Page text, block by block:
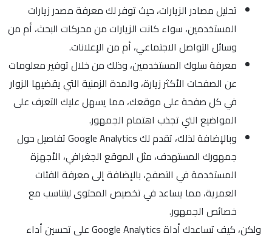
تحليل مصادر الزيارات، حيث توفر لك معرفة مصدر زيارات
المستخدمين، سواء كانت الزيارات من محركات البحث، أم من
وسائل التواصل الاجتماعي، أم من الإعلانات.
معرفة سلوك المستخدمين، وذلك من خلال توفير معلومات
عن الصفحات الأكثر زيارة، والمدة الزمنية التي يقضيها الزوار
في كل صفحة على موقعك، مما يسهل عليك التعرف على
المواضيع التي تجذب اهتمام الجمهور.
وبالإضافة لذلك، تقدم لك Google Analytics تفاصيل حول
جمهورك المستهدف، مثل الموقع الجغرافي، الأجهزة
المستخدمة في التصفح، بالإضافة إلى معرفة الفئات
العمرية، مما يساعد في تخصيص المحتوى ليتناسب مع
خصائص الجمهور.
ولكن، كيف تساعدك أداة Google Analytics على تحسين أداء